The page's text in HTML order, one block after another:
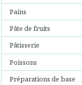
Pains
Pâte de fruits
Pâtisserie
Poissons
Préparations de base